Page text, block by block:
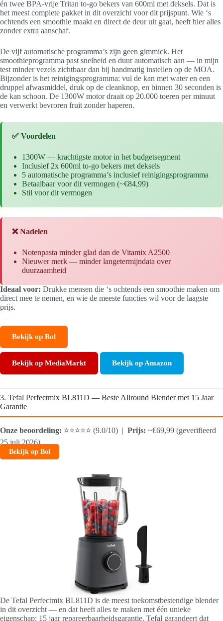
én twee BPA-vrije Tritan to-go bekers van 600ml met deksels. Dat is
het meest complete pakket in dit overzicht voor dit prijspunt. Wie ‘s
ochtends een smoothie maakt en direct de deur uit gaat, heeft hier alles
zonder extra aanschaf.
De vijf automatische programma’s zijn geen gimmick. Het
smoothieprogramma past snelheid en duur automatisch aan — in mijn
test minder vezels zichtbaar dan bij handmatig instellen op de MOA.
Bijzonder is het reinigingsprogramma: vul de kan met water en een
druppel afwasmiddel, druk op de cleanknop, en binnen 30 seconden is
de kan schoon. De 1300W motor draait op 20.000 toeren per minuut
en verwerkt bevroren fruit zonder haperen.
✅ Voordelen
1300W — krachtigste motor in het budgetsegment
Inclusief 2x 600ml to-go bekers met deksels
5 automatische programma’s inclusief reinigingsprogramma
Betaalbaar voor dit vermogen (~€84,99)
Stil voor dit vermogen
❌ Nadelen
Notenpasta minder glad dan de Vitamix A2500
Nieuwer merk — minder langetermijndata over
duurzaamheid
Ideaal voor: Drukke mensen die ‘s ochtends een smoothie maken om
direct mee te nemen, en wie de meeste functies wil voor de laagste
prijs.
Bekijk op Bol
Bekijk op MediaMarkt Bekijk op Amazon
3. Tefal Perfectmix BL811D — Beste Allround Blender met 15 Jaar
Garantie
Onze beoordeling: ⭐⭐⭐⭐⭐ (9.0/10) | Prijs: ~€69,99 (geverifieerd
25 juli 2026)
Bekijk op Bol
De Tefal Perfectmix BL811D is de meest toekomstbestendige blender
in dit overzicht — en dat heeft alles te maken met één unieke
eigenschap: 15 jaar repareerbaarheidsgarantie. Tefal garandeert dat